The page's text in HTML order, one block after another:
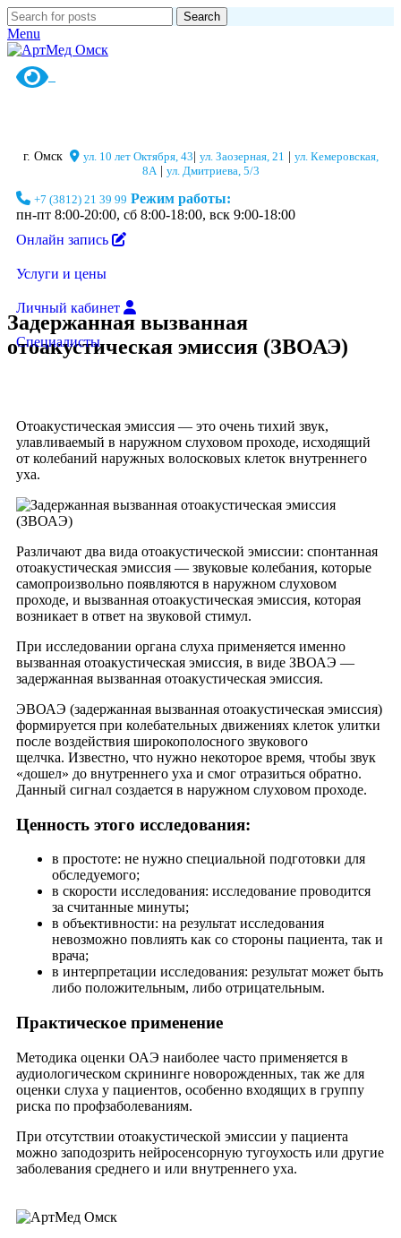
Search
Menu
г. Омск ул. 10 лет Октября, 43 ул. Заозерная, 21
ул. Кемеровская,
8А| ул. Дмитриева, 5/3
+7 (3812) 21 39 99 Режим работы:
пн-пт 8:00-20:00, сб 8:00-18:00, вск 9:00-18:00
Онлайн запись
Услуги и цены
Личный кабинет
Специалисты
Задержанная вызванная
отоакустическая эмиссия (ЗВОАЭ)
Отоакустическая эмиссия — это очень тихий звук,
улавливаемый в наружном слуховом проходе, исходящий
от колебаний наружных волосковых клеток внутреннего
уха.
Различают два вида отоакустической эмиссии: спонтанная
отоакустическая эмиссия — звуковые колебания, которые
самопроизвольно появляются в наружном слуховом
проходе, и вызванная отоакустическая эмиссия, которая
возникает в ответ на звуковой стимул.
При исследовании органа слуха применяется именно
вызванная отоакустическая эмиссия, в виде ЗВОАЭ —
задержанная вызванная отоакустическая эмиссия.
ЭВОАЭ (задержанная вызванная отоакустическая эмиссия)
формируется при колебательных движениях клеток улитки
после воздействия широкополосного звукового
щелчка. Известно, что нужно некоторое время, чтобы звук
«дошел» до внутреннего уха и смог отразиться обратно.
Данный сигнал создается в наружном слуховом проходе.
Ценность этого исследования:
в простоте: не нужно специальной подготовки для
обследуемого;
в скорости исследования: исследование проводится
за считанные минуты;
в объективности: на результат исследования
невозможно повлиять как со стороны пациента, так и
врача;
в интерпретации исследования: результат может быть
либо положительным, либо отрицательным.
Практическое применение
Методика оценки ОАЭ наиболее часто применяется в
аудиологическом скрининге новорожденных, так же для
оценки слуха у пациентов, особенно входящих в группу
риска по профзаболеваниям.
При отсутствии отоакустической эмиссии у пациента
можно заподозрить нейросенсорную тугоухость или другие
заболевания среднего и или внутреннего уха.